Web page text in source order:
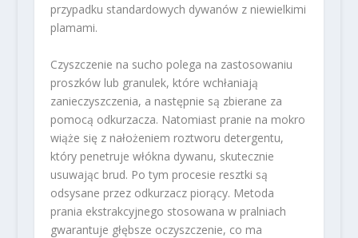
przypadku standardowych dywanów z niewielkimi
plamami.
Czyszczenie na sucho polega na zastosowaniu
proszków lub granulek, które wchłaniają
zanieczyszczenia, a następnie są zbierane za
pomocą odkurzacza. Natomiast pranie na mokro
wiąże się z nałożeniem roztworu detergentu,
który penetruje włókna dywanu, skutecznie
usuwając brud. Po tym procesie resztki są
odsysane przez odkurzacz piorący. Metoda
prania ekstrakcyjnego stosowana w pralniach
gwarantuje głębsze oczyszczenie, co ma